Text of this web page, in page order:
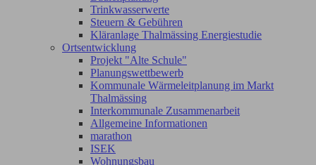
Trinkwasserwerte
Steuern & Gebühren
Kläranlage Thalmässing Energiestudie
Ortsentwicklung
Projekt "Alte Schule"
Planungswettbewerb
Kommunale Wärmeleitplanung im Markt
Thalmässing
Interkommunale Zusammenarbeit
Allgemeine Informationen
marathon
ISEK
Wohnungsbau